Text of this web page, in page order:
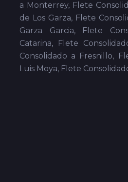
a Monterrey, Flete
de Los Garza, Flete
Garza Garcia, Flete
Catarina, Flete
Consolidado a Fresnillo,
Luis Moya, Flete